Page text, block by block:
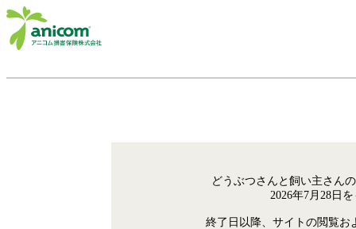
どうぶつさんと飼い主さん
2026年7月28日
終了日以降、サイトの閲覧お